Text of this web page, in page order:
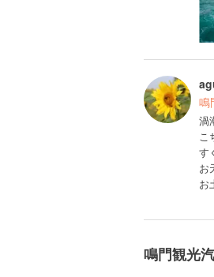
鳴
渦
こ
す
お
お
鳴門観光